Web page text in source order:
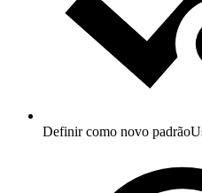
Definir como novo padrão